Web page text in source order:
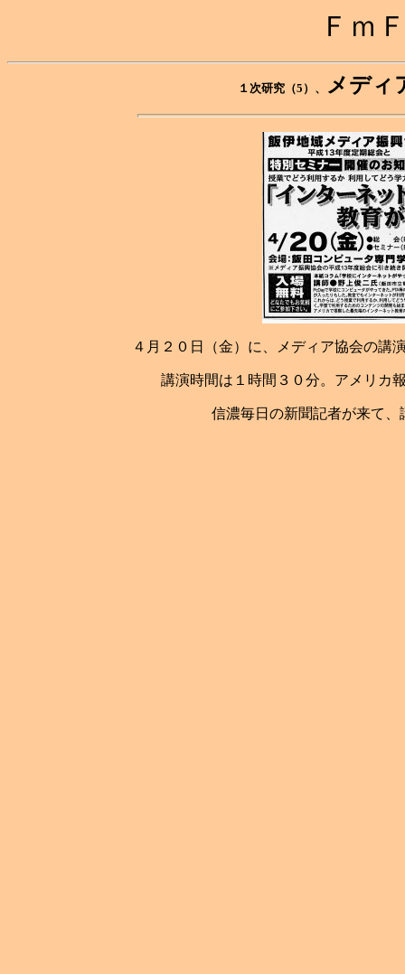
Ｆｍ
１次研究（5）、 メディ
４月２０日（金）に、メディア協会の講
講演時間は１時間３０分。アメリカ
信濃毎日の新聞記者が来て